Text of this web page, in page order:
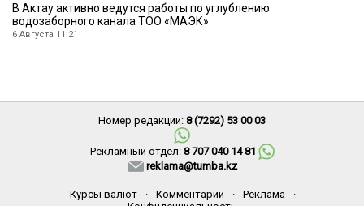
В Актау активно ведутся работы по углублению
водозаборного канала ТОО «МАЭК»
6 Августа 11:21
Номер редакции: 8 (7292) 53 00 03
Рекламный отдел: 8 707 040 14 81
reklama@tumba.kz
Курсы валют · Комментарии · Реклама
·